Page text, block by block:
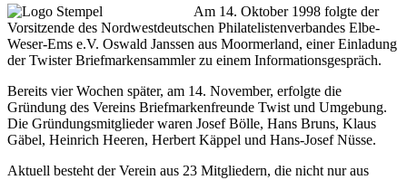
Am 14. Oktober 1998 folgte der
Vorsitzende des Nordwestdeutschen Philatelistenverbandes Elbe-
Weser-Ems e.V. Oswald Janssen aus Moormerland, einer Einladung
der Twister Briefmarkensammler zu einem Informationsgespräch.
Bereits vier Wochen später, am 14. November, erfolgte die
Gründung des Vereins Briefmarkenfreunde Twist und Umgebung.
Die Gründungsmitglieder waren Josef Bölle, Hans Bruns, Klaus
Gäbel, Heinrich Heeren, Herbert Käppel und Hans-Josef Nüsse.
Aktuell besteht der Verein aus 23 Mitgliedern, die nicht nur aus